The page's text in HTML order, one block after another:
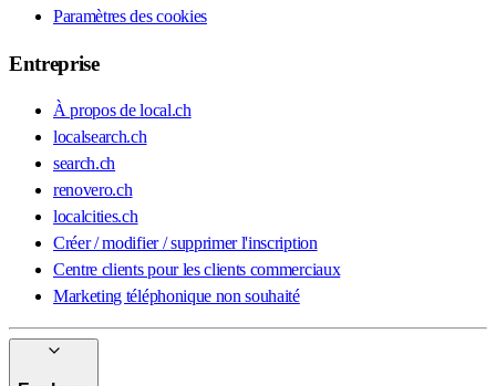
Paramètres des cookies
Entreprise
À propos de local.ch
localsearch.ch
search.ch
renovero.ch
localcities.ch
Créer / modifier / supprimer l'inscription
Centre clients pour les clients commerciaux
Marketing téléphonique non souhaité